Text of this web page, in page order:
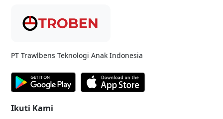
PT Trawlbens Teknologi Anak Indonesia
Ikuti Kami